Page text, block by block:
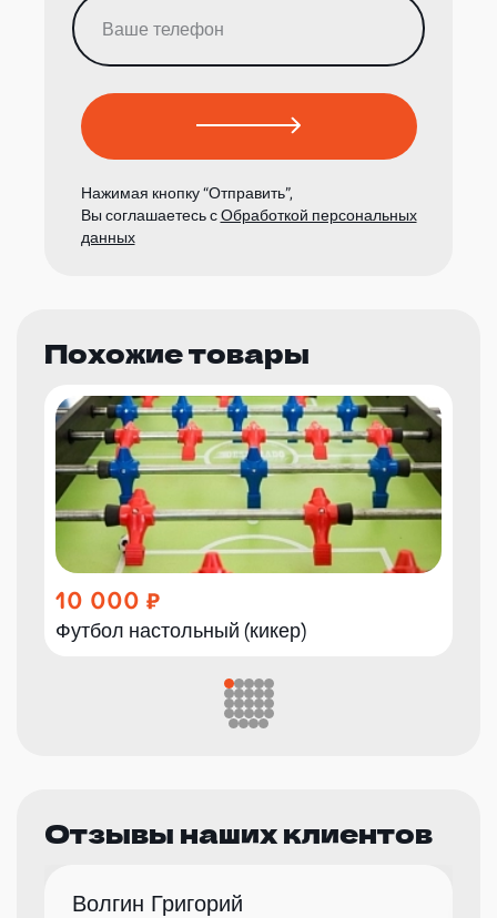
Нажимая кнопку “Отправить”,
Вы соглашаетесь сОбработкой персональных
данных
Похожие товары
10 000
Футбол настольный (кикер)
Отзывы наших клиентов
Волгин Григорий